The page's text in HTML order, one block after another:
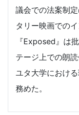
議会での法案制
タリー映画での
『Exposed』は
テージ上での朗
ユタ大学におけ
務めた。